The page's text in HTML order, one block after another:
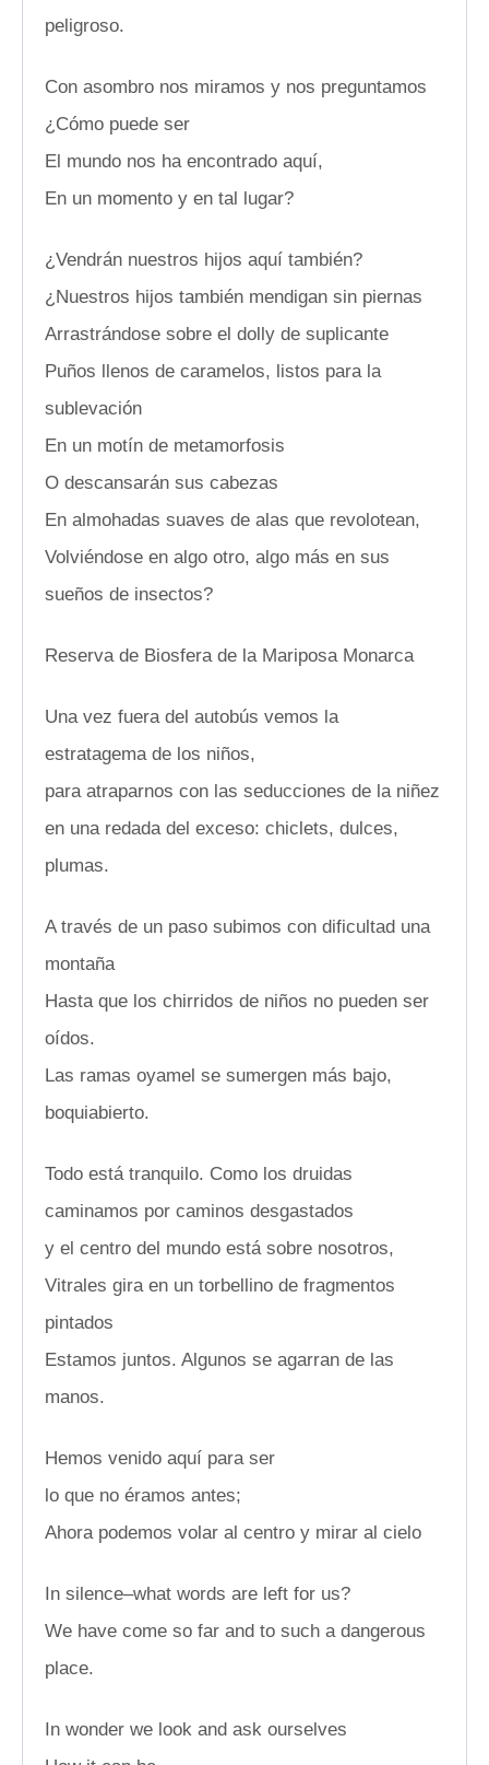
peligroso.
Con asombro nos miramos y nos preguntamos
¿Cómo puede ser
El mundo nos ha encontrado aquí,
En un momento y en tal lugar?
¿Vendrán nuestros hijos aquí también?
¿Nuestros hijos también mendigan sin piernas
Arrastrándose sobre el dolly de suplicante
Puños llenos de caramelos, listos para la
sublevación
En un motín de metamorfosis
O descansarán sus cabezas
En almohadas suaves de alas que revolotean,
Volviéndose en algo otro, algo más en sus
sueños de insectos?
Reserva de Biosfera de la Mariposa Monarca
Una vez fuera del autobús vemos la
estratagema de los niños,
para atraparnos con las seducciones de la niñez
en una redada del exceso: chiclets, dulces,
plumas.
A través de un paso subimos con dificultad una
montaña
Hasta que los chirridos de niños no pueden ser
oídos.
Las ramas oyamel se sumergen más bajo,
boquiabierto.
Todo está tranquilo. Como los druidas
caminamos por caminos desgastados
y el centro del mundo está sobre nosotros,
Vitrales gira en un torbellino de fragmentos
pintados
Estamos juntos. Algunos se agarran de las
manos.
Hemos venido aquí para ser
lo que no éramos antes;
Ahora podemos volar al centro y mirar al cielo
In silence–what words are left for us?
We have come so far and to such a dangerous
place.
In wonder we look and ask ourselves